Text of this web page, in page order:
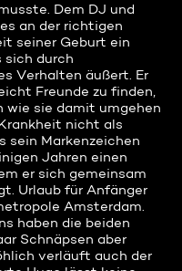
Dem DJ und
an der richtigen
seiner Geburt ein
sich durch
Verhalten äußert. Er
Freunde zu finden,
wie sie damit umgehen
nicht als
sein Markenzeichen
Jahren einen
er sich gemeinsam
Urlaub für Anfänger
Amsterdam.
haben die beiden
Schnäpsen aber
verläuft auch der